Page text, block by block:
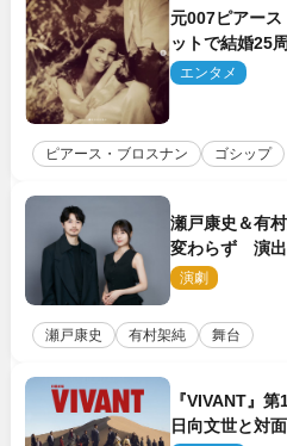
元007ピアー
ットで結婚25
エンタメ
ピアース・ブロスナン ゴシップ
瀬戸康史＆有
変わらず 演出
胸に舞台『キュ
演劇
瀬戸康史 有村架純 舞台
『VIVANT』
日向文世と対